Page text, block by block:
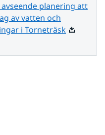
planering att
av vatten och
i Torneträsk Pdf, 150